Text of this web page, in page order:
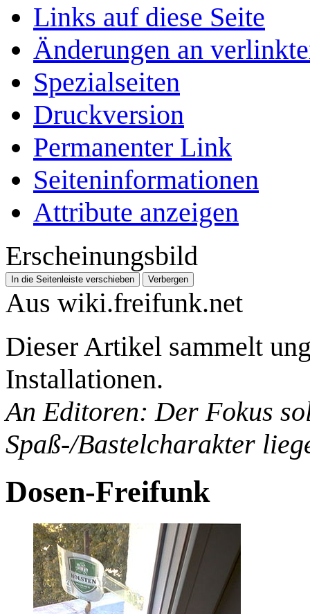
Links auf diese Seite
Änderungen an
Spezialseiten
Druckversion
Permanenter Link
Seiten­­informationen
Attribute anzeigen
Erscheinungsbild
In die Seitenleiste verschieben Verbergen
Aus wiki.freifunk.net
Dieser Artikel sammelt
Installationen.
An Editoren: Der Fokus
Spaß-/Bastelcharakter
Dosen-Freifunk